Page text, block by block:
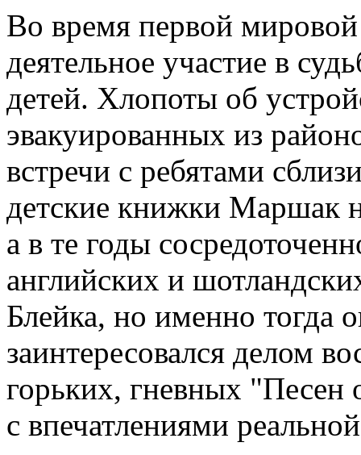
Во время первой
деятельное участие в
детей. Хлопоты об
эвакуированных из
встречи с ребятами
детские книжки Маршак
а в те годы
английских и
Блейка, но именно тогда
заинтересовался делом
горьких, гневных "Песен
с впечатлениями